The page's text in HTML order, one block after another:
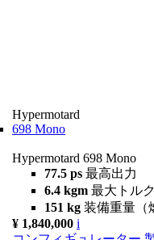
Hypermotard
698 Mono
Hypermotard 698 Mono
77.5 ps 最高出力
6.4 kgm 最大トルク
151 kg 装備重量（
¥ 1,840,000 i